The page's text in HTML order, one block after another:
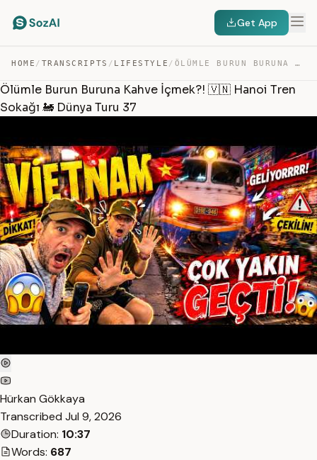
Get App
HOME / TRANSCRIPTS / LIFESTYLE / ÖLÜMLE BURUN BURUNA KAHVE İÇMEK?! 🇻🇳 HANOI TREN SOKAĞI … — TRANSCRIPT
Ölümle Burun Buruna Kahve İçmek?! 🇻🇳 Hanoi Tren
Sokağı 🚂 Dünya Turu 37
Hürkan Gökkaya
Transcribed Jul 9, 2026
Duration: 10:37
Words: 687